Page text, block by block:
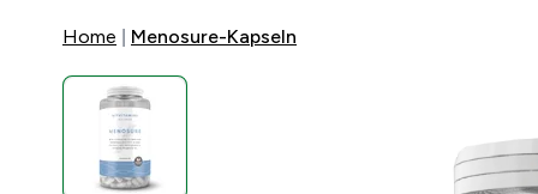
Home Menosure-Kapseln